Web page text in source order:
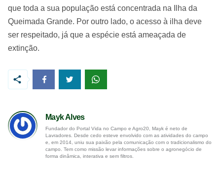
que toda a sua população está concentrada na Ilha da
Queimada Grande. Por outro lado, o acesso à ilha deve
ser respeitado, já que a espécie está ameaçada de
extinção.
Mayk Alves
Fundador do Portal Vida no Campo e Agro20, Mayk é neto de
Lavradores. Desde cedo esteve envolvido com as atividades do campo
e, em 2014, uniu sua paixão pela comunicação com o tradicionalismo do
campo. Tem como missão levar informações sobre o agronegócio de
forma dinâmica, interativa e sem filtros.